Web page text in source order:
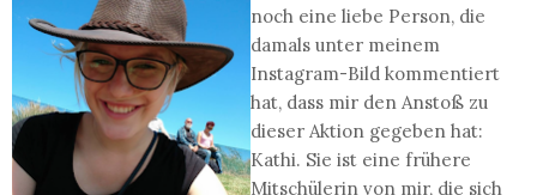
noch eine liebe Person, die
damals unter meinem
Instagram-Bild kommentiert
hat, dass mir den Anstoß zu
dieser Aktion gegeben hat:
Kathi. Sie ist eine frühere
Mitschülerin von mir, die sich